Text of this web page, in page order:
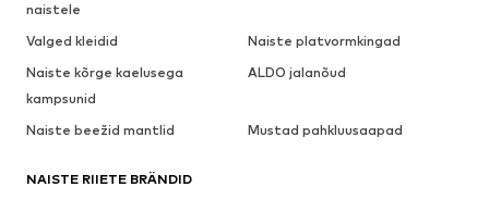
naistele
Valged kleidid
Naiste platvormkingad
Naiste kõrge kaelusega
kampsunid
ALDO jalanõud
Naiste beežid mantlid Mustad pahkluusaapad
NAISTE RIIETE BRÄNDID